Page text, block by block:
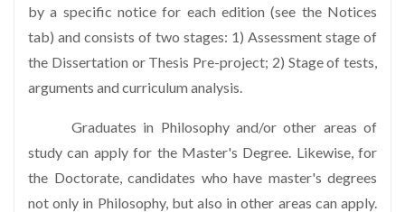
by a specific notice for each edition (see the Notices
tab) and consists of two stages: 1) Assessment stage of
the Dissertation or Thesis Pre-project; 2) Stage of tests,
arguments and curriculum analysis.
Graduates in Philosophy and/or other areas of
study can apply for the Master's Degree. Likewise, for
the Doctorate, candidates who have master's degrees
not only in Philosophy, but also in other areas can apply.